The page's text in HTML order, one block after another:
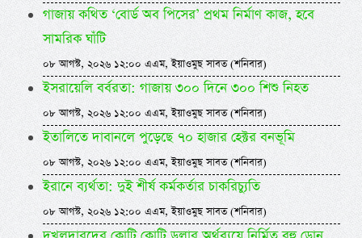
গাজায় কথিত ‘বোর্ড অব পিসের’ প্রথম নির্মাণ কাজ, হবে
সামরিক ঘাঁটি
০৮ আগস্ট, ২০২৬ ১২:০০ এএম, ইয়াওমুছ সাবত (শনিবার)
ইসরায়েলি বর্বরতা: গাজায় ৩০০ দিনে ৩০০ শিশু নিহত
০৮ আগস্ট, ২০২৬ ১২:০০ এএম, ইয়াওমুছ সাবত (শনিবার)
ইতালিতে দাবানলে পুড়েছে ৭০ হাজার হেক্টর বনভূমি
০৮ আগস্ট, ২০২৬ ১২:০০ এএম, ইয়াওমুছ সাবত (শনিবার)
ইরানে ব্যর্থতা: দুই শীর্ষ কর্মকর্তার চাকরিচ্যুতি
০৮ আগস্ট, ২০২৬ ১২:০০ এএম, ইয়াওমুছ সাবত (শনিবার)